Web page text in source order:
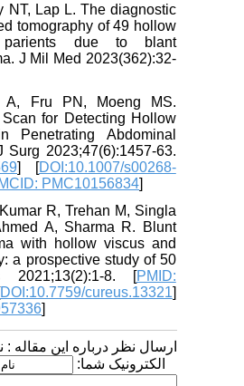
NT, Lap L. The diagnostic
tomography of 49 hollow
parients due to blant
J Mil Med 2023(362):32-
A, Fru PN, Moeng MS.
Scan for Detecting Hollow
Penetrating Abdominal
Surg 2023;47(6):1457-63.
] [DOI:10.1007/s00268-
PMCID: PMC10156834
Kumar R, Trehan M, Singla
A, Sharma R. Blunt
with hollow viscus and
a prospective study of 50
2021;13(2):1-8. [PMID:
DOI:10.7759/cureus.13321
ارسال نظر درباره این مقاله :
الکترونیک شما: